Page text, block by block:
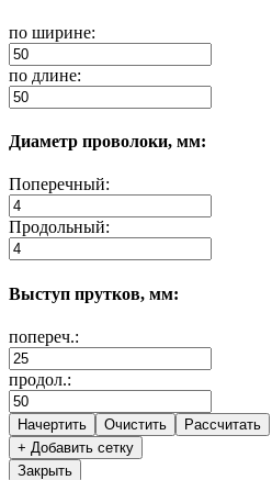
по ширине:
по длине:
Диаметр проволоки, мм:
Поперечный:
Продольный:
Выступ прутков, мм:
попереч.:
продол.:
+ Добавить сетку
Закрыть